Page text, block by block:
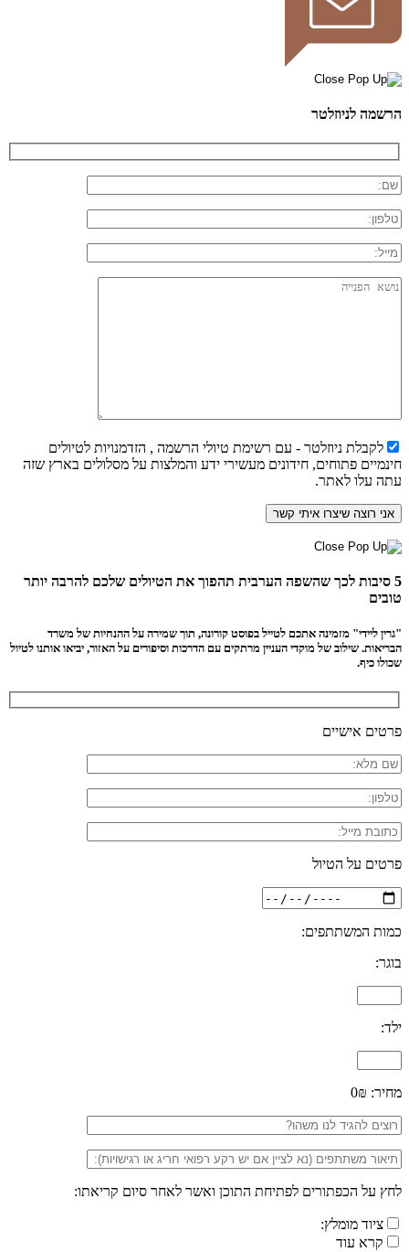
הרשמה לניוזלטר
לקבלת ניוזלטר - עם רשימת טיולי הרשמה , הזדמנויות לטיולים
חינמיים פתוחים, חידונים מעשירי ידע והמלצות על מסלולים בארץ שזה
עתה עלו לאתר.
5 סיבות לכך שהשפה הערבית תהפוך את הטיולים שלכם להרבה יותר
טובים
"גרין ליידי" מזמינה אתכם לטייל בפוסט קורונה, תוך שמירה על ההנחיות של משרד
הבריאות. שילוב של מוקדי העניין מרתקים עם הדרכות וסיפורים על האזור, יביאו אותנו לטיול
שכולו כיף.
פרטים אישיים
פרטים על הטיול
כמות המשתתפים:
בוגר:
ילד:
מחיר: 0₪
לחץ על הכפתורים לפתיחת התוכן ואשר לאחר סיום קריאתו:
ציוד מומלץ:
קרא עוד